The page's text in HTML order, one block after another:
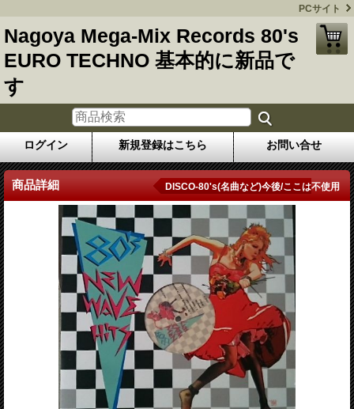
PCサイト
Nagoya Mega-Mix Records 80's
EURO TECHNO 基本的に新品で
す
ログイン 新規登録はこちら お問い合せ
商品詳細 DISCO-80's(名曲など)今後/ここは不使用